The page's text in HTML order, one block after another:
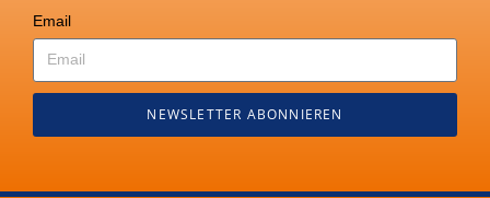
Email
NEWSLETTER ABONNIEREN